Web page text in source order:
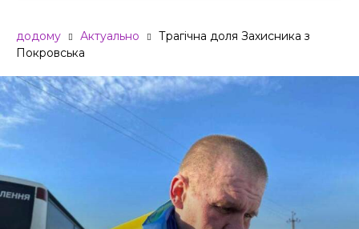
додому Актуально
Трагічна доля Захисника з
Покровська